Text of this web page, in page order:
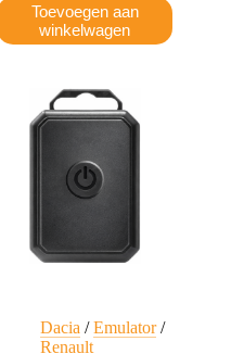
Toevoegen aan
winkelwagen
Dacia /Emulator/
Renault